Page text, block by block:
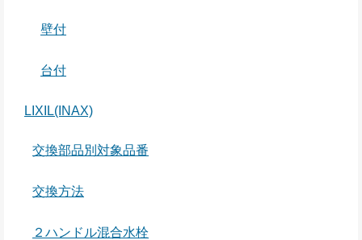
壁付
台付
LIXIL(INAX)
交換部品別対象品番
交換方法
２ハンドル混合水栓